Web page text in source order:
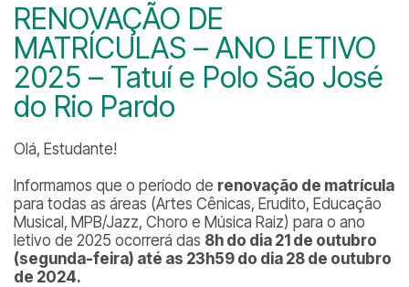
RENOVAÇÃO DE
MATRÍCULAS – ANO LETIVO
2025 – Tatuí e Polo São José
do Rio Pardo
Olá, Estudante!
Informamos que o período de renovação de matrícula
para todas as áreas (Artes Cênicas, Erudito, Educação
Musical, MPB/Jazz, Choro e Música Raiz) para o ano
letivo de 2025 ocorrerá das 8h do dia 21 de outubro
(segunda-feira) até as 23h59 do dia 28 de outubro
de 2024.